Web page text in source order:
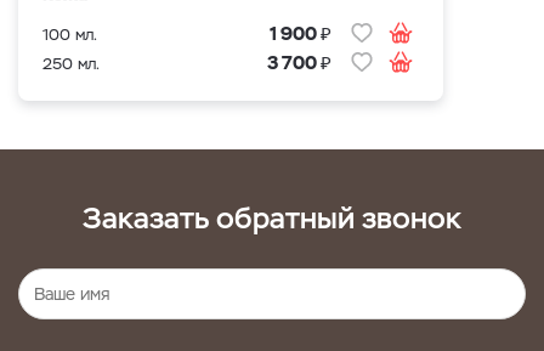
100 мл. 1 900₽
250 мл. 3 700₽
Заказать обратный звонок